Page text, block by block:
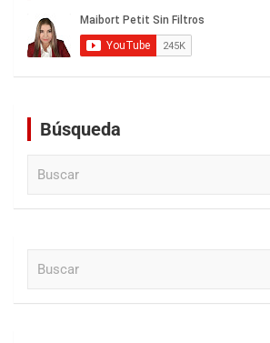
Búsqueda